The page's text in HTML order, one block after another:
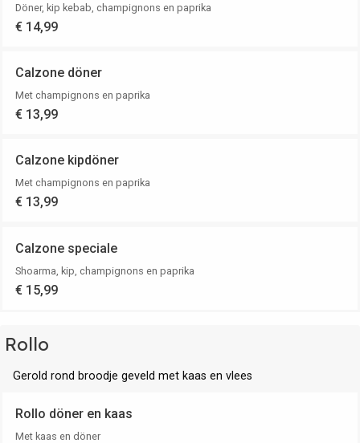
Döner, kip kebab, champignons en paprika
€ 14,99
Calzone döner
Met champignons en paprika
€ 13,99
Calzone kipdöner
Met champignons en paprika
€ 13,99
Calzone speciale
Shoarma, kip, champignons en paprika
€ 15,99
Rollo
Gerold rond broodje geveld met kaas en vlees
Rollo döner en kaas
Met kaas en döner